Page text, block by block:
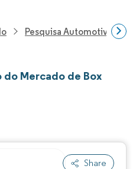
Pesquisa Automotiva
do Mercado de Box
Share